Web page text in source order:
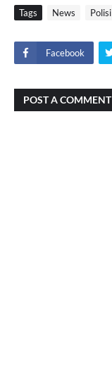
Tags News Polisi
Facebook
POST A COMMENT